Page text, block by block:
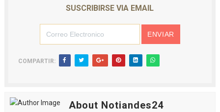
SUSCRIBIRSE VIA EMAIL
COMPARTIR:
About Notiandes24